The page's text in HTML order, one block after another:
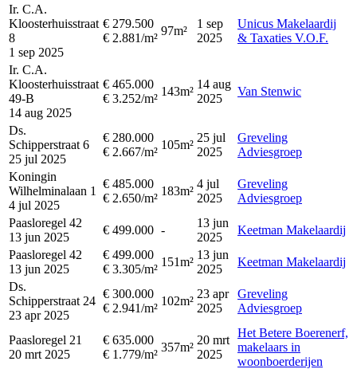
Ir. C.A.
Kloosterhuisstraat
8
1 sep 2025
€ 279.500
€ 2.881/m²
97m²
1 sep
2025
Unicus Makelaardij
& Taxaties V.O.F.
Ir. C.A.
Kloosterhuisstraat
49-B
14 aug 2025
€ 465.000
€ 3.252/m²
143m²
14 aug
2025
Van Stenwic
Ds.
Schipperstraat 6
25 jul 2025
€ 280.000
€ 2.667/m²
105m²
25 jul
2025
Greveling
Adviesgroep
Koningin
Wilhelminalaan 1
4 jul 2025
€ 485.000
€ 2.650/m²
183m²
4 jul
2025
Greveling
Adviesgroep
Paasloregel 42
13 jun 2025
€ 499.000 -
13 jun
2025
Keetman Makelaardij
Paasloregel 42
13 jun 2025
€ 499.000
€ 3.305/m²
151m²
13 jun
2025
Keetman Makelaardij
Ds.
Schipperstraat 24
23 apr 2025
€ 300.000
€ 2.941/m²
102m²
23 apr
2025
Greveling
Adviesgroep
Paasloregel 21
20 mrt 2025
€ 635.000
€ 1.779/m²
357m²
20 mrt
2025
Het Betere Boerenerf,
makelaars in
woonboerderijen